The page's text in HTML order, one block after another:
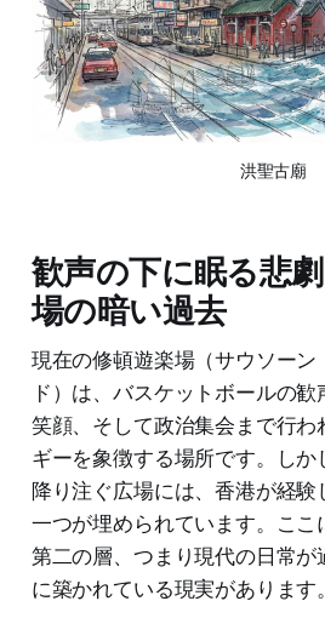
洪聖古廟
歓声の下に眠る悲
場の暗い過去
現在の修頓遊楽場（サウソーン
ド）は、バスケットボールの
笑顔、そして政治集会まで行
ギーを象徴する場所です。し
降り注ぐ広場には、香港が経
一つが埋められています。こ
第二の層、つまり現代の日常
に築かれている現実があります。